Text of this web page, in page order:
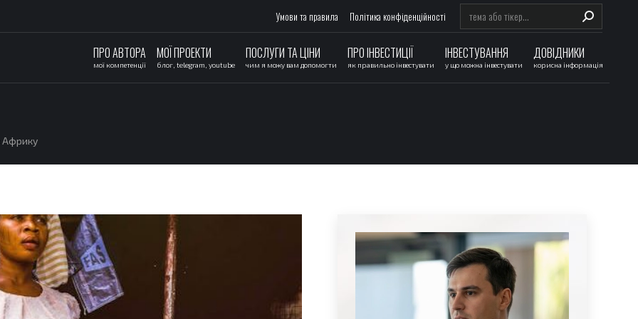
Умови та правила Політика конфіденційності
ПРО АВТОРА
мої компетенції
МОЇ ПРОЕКТИ
блог, telegram, youtube
ПОСЛУГИ ТА ЦІНИ
чим я можу вам допомогти
ПРО ІНВЕСТИЦІЇ
як правильно інвестувати
ІНВЕСТУВАННЯ
у що можна інвестувати
ДОВІДНИКИ
корисна інформація
Африку